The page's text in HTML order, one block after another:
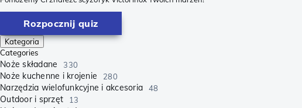
Rozpocznij quiz
Kategoria
Categories
Noże składane 330
Noże kuchenne i krojenie 280
Narzędzia wielofunkcyjne i akcesoria 48
Outdoor i sprzęt 13